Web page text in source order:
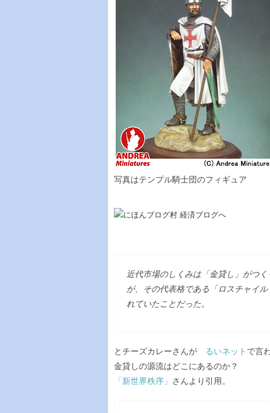
写真はテンプル騎士団のフィギュア
近代市場のしくみは「金貸し」がつ
が、その代表格である「ロスチャイ
れていたことだった。
とチーズカレーさんが るいネット で言
金貸しの源流はどこにあるのか？
「新世界秩序」
さんより引用。